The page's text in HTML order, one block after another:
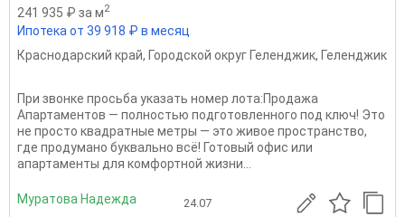
241 935 ₽ за м2
Ипотека от 39 918 ₽ в месяц
Краснодарский край, Городской округ Геленджик, Геленджик
При звонке просьба указать номер лота:Продажа
Апартаментов — полностью подготовленного под ключ! Это
не просто квадратные метры — это живое пространство,
где продумано буквально всё! Готовый офис или
апартаменты для комфортной жизни...
Муратова Надежда 24.07